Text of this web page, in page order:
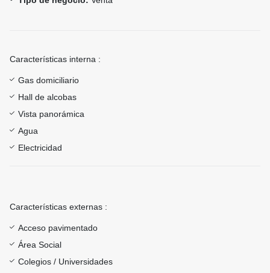
Características interna :
Gas domiciliario
Hall de alcobas
Vista panorámica
Agua
Electricidad
Características externas :
Acceso pavimentado
Área Social
Colegios / Universidades